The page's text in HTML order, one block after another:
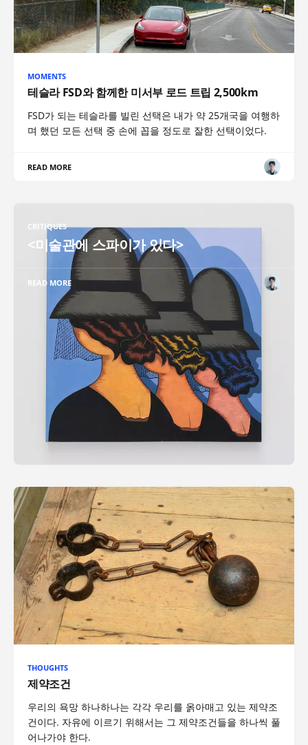
MOMENTS
테슬라 FSD와 함께한 미서부 로드 트립 2,500km
FSD가 되는 테슬라를 빌린 선택은 내가 약 25개국을 여행하
며 했던 모든 선택 중 손에 꼽을 정도로 잘한 선택이었다.
READ MORE
CRITIQUES
<미술관에 스파이가 있다>
READ MORE
THOUGHTS
제약조건
우리의 욕망 하나하나는 각각 우리를 옭아매고 있는 제약조
건이다. 자유에 이르기 위해서는 그 제약조건들을 하나씩 풀
어나가야 한다.